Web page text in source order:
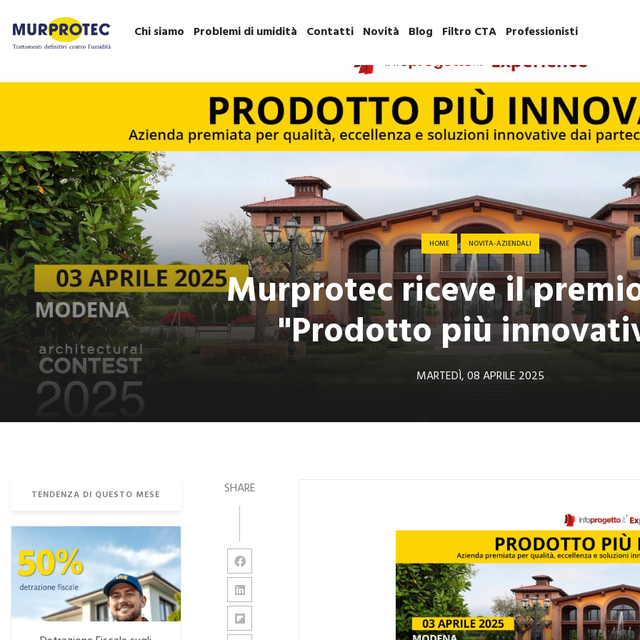
Chi siamo Problemi di umidità Contatti Novità Blog Filtro CTA Professionisti
HOME NOVITA-AZIENDALI
Murprotec riceve il
"Prodotto più
MARTEDÌ, 08 APRILE 2025
SHARE
TENDENZA DI QUESTO MESE